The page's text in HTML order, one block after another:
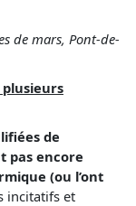
de mars, Pont-de-
de
pas encore
(ou l’ont
incitatifs et